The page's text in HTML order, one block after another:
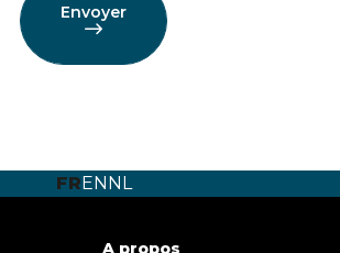
Envoyer
FR EN NL
A propos